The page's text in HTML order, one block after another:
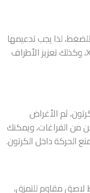
لذا يجب تدعيمها
بشريط لاصق قوي على شكل حرف X، وكذلك تعزيز الأطراف
ثم الأغراض
من الفراغات، ويمكنك
الحركة داخل الكرتون.
لاصق مقاوم للتمزق،